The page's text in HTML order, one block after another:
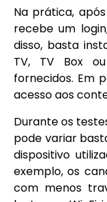
Na prática,
recebe um
disso, basta
TV, TV Box
fornecidos. Em
acesso aos
Durante os
pode variar
dispositivo
exemplo, os
com menos